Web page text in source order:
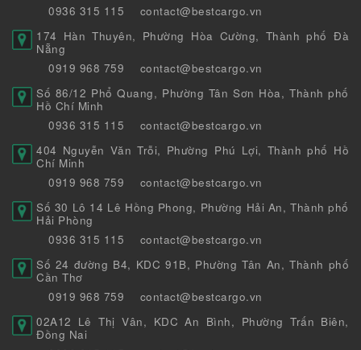
0936 315 115
contact@bestcargo.vn
174 Hàn Thuyên, Phường Hòa Cường, Thành phố Đà
Nẵng
0919 968 759
contact@bestcargo.vn
Số 86/12 Phổ Quang, Phường Tân Sơn Hòa, Thành phố
Hồ Chí Minh
0936 315 115
contact@bestcargo.vn
404 Nguyễn Văn Trỗi, Phường Phú Lợi, Thành phố Hồ
Chí Minh
0919 968 759
contact@bestcargo.vn
Số 30 Lô 14 Lê Hồng Phong, Phường Hải An, Thành phố
Hải Phòng
0936 315 115
contact@bestcargo.vn
Số 24 đường B4, KDC 91B, Phường Tân An, Thành phố
Cần Thơ
0919 968 759
contact@bestcargo.vn
02A12 Lê Thị Vân, KDC An Bình, Phường Trấn Biên,
Đồng Nai